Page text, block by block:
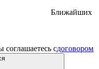
Ближайших
сдоговором